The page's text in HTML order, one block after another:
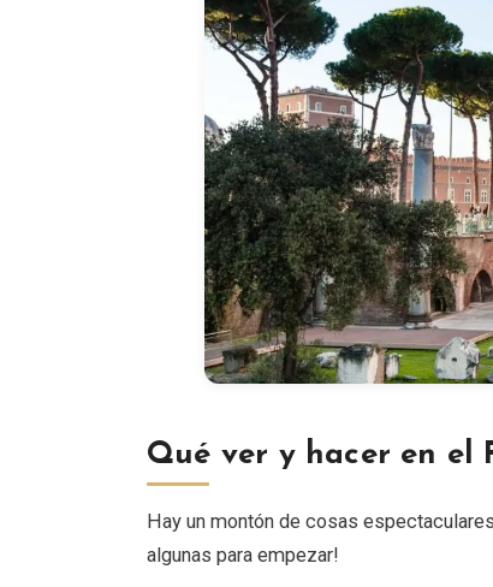
Qué ver y hacer en el
Hay un montón de cosas
algunas para empezar!